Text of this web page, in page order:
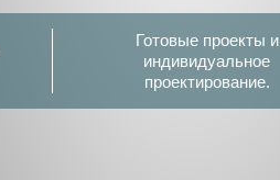
Готовые проекты и
индивидуальное
проектирование.